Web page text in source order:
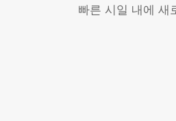
빠른 시일 내에 새